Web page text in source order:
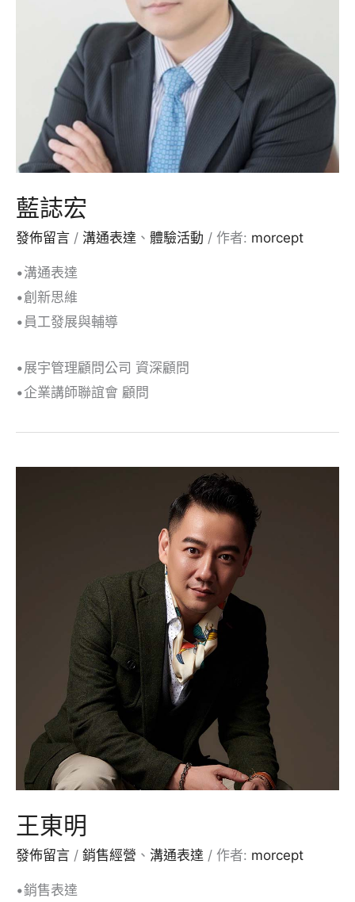
藍誌宏
發佈留言 / 溝通表達 、 體驗活動 / 作者: morcept
•溝通表達
•創新思維
•員工發展與輔導
•展宇管理顧問公司 資深顧問
•企業講師聯誼會 顧問
王東明
發佈留言 / 銷售經營 、 溝通表達 / 作者: morcept
•銷售表達